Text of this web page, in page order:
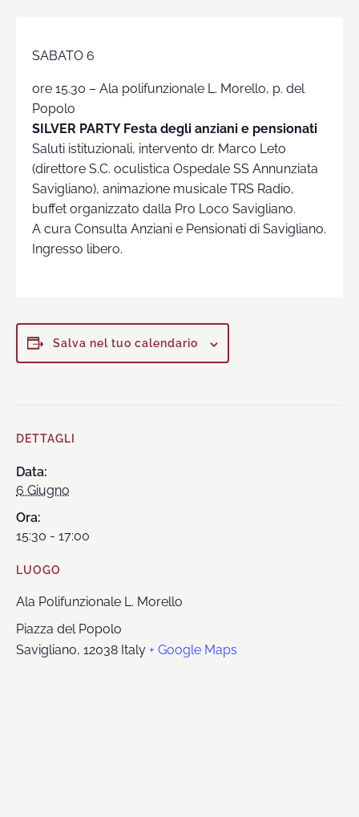
SABATO 6
ore 15.30 – Ala polifunzionale L. Morello, p. del
Popolo
SILVER PARTY Festa degli anziani e pensionati
Saluti istituzionali, intervento dr. Marco Leto
(direttore S.C. oculistica Ospedale SS Annunziata
Savigliano), animazione musicale TRS Radio,
buffet organizzato dalla Pro Loco Savigliano.
A cura Consulta Anziani e Pensionati di Savigliano.
Ingresso libero.
Salva nel tuo calendario
DETTAGLI
Data:
6 Giugno
Ora:
15:30 - 17:00
LUOGO
Ala Polifunzionale L. Morello
Piazza del Popolo
Savigliano, 12038 Italy + Google Maps